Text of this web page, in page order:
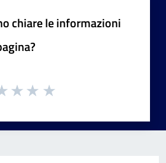
chiare le informazioni